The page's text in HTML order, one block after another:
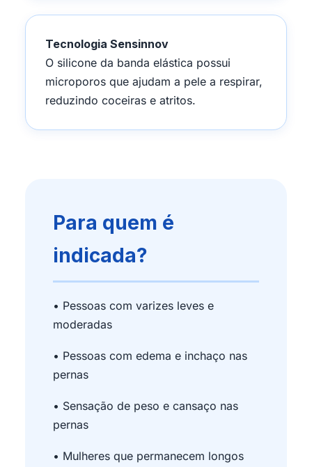
Tecnologia Sensinnov
O silicone da banda elástica possui
microporos que ajudam a pele a respirar,
reduzindo coceiras e atritos.
Para quem é
indicada?
• Pessoas com varizes leves e
moderadas
• Pessoas com edema e inchaço nas
pernas
• Sensação de peso e cansaço nas
pernas
• Mulheres que permanecem longos